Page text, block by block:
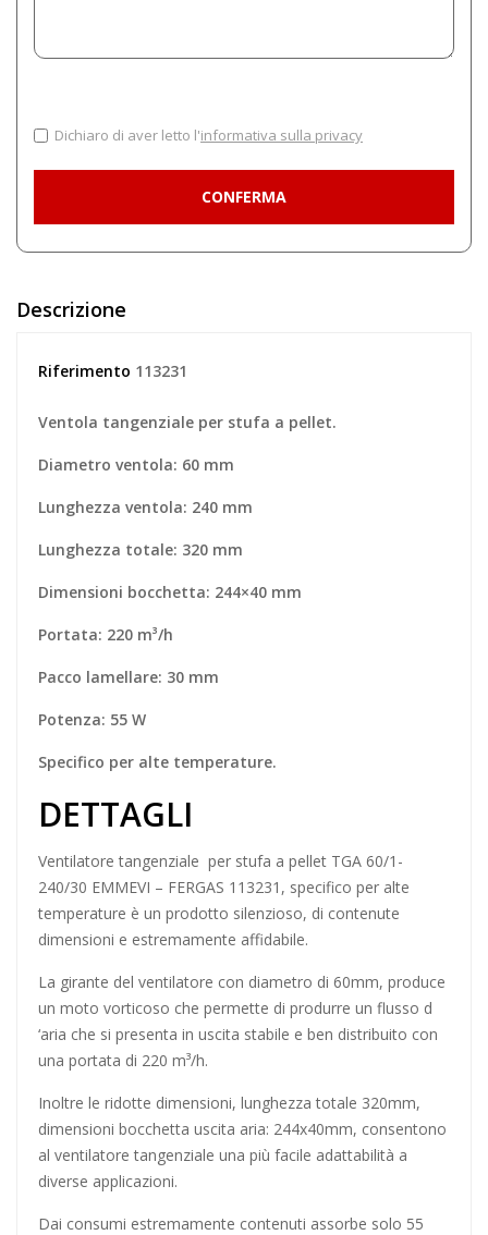
Dichiaro di aver letto l'informativa sulla privacy
Descrizione
Riferimento 113231
Ventola tangenziale per stufa a pellet.
Diametro ventola: 60 mm
Lunghezza ventola: 240 mm
Lunghezza totale: 320 mm
Dimensioni bocchetta: 244×40 mm
Portata: 220 m³/h
Pacco lamellare: 30 mm
Potenza: 55 W
Specifico per alte temperature.
DETTAGLI
Ventilatore tangenziale per stufa a pellet TGA 60/1-
240/30 EMMEVI – FERGAS 113231, specifico per alte
temperature è un prodotto silenzioso, di contenute
dimensioni e estremamente affidabile.
La girante del ventilatore con diametro di 60mm, produce
un moto vorticoso che permette di produrre un flusso d
‘aria che si presenta in uscita stabile e ben distribuito con
una portata di 220 m³/h.
Inoltre le ridotte dimensioni, lunghezza totale 320mm,
dimensioni bocchetta uscita aria: 244x40mm, consentono
al ventilatore tangenziale una più facile adattabilità a
diverse applicazioni.
Dai consumi estremamente contenuti assorbe solo 55